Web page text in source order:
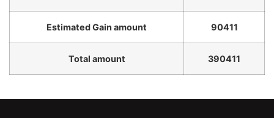
Estimated Gain amount 90411
Total amount 390411